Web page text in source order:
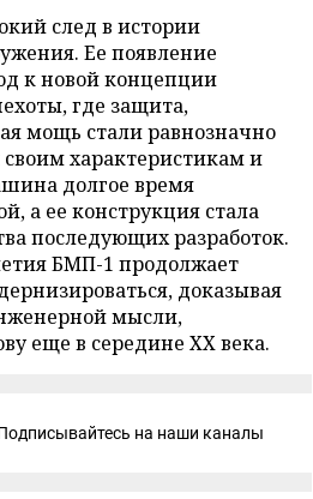
след в истории
Ее появление
к новой концепции
где защита,
мощь стали равнозначно
характеристикам и
долгое время
а ее конструкция стала
последующих разработок.
БМП-1 продолжает
доказывая
мысли,
еще в середине ХХ века.
на наши каналы